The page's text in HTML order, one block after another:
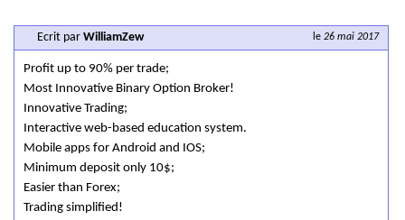
le 26 mai 2017
Ecrit par WilliamZew
Profit up to 90% per trade;
Most Innovative Binary Option Broker!
Innovative Trading;
Interactive web-based education system.
Mobile apps for Android and IOS;
Minimum deposit only 10$;
Easier than Forex;
Trading simplified!